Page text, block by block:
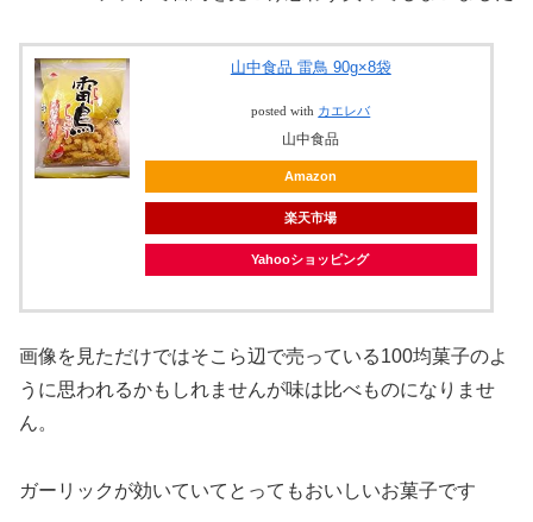
山中食品 雷鳥 90g×8袋
posted with カエレバ
山中食品
Amazon
楽天市場
Yahooショッピング
画像を見ただけではそこら辺で売っている100均菓子のよ
うに思われるかもしれませんが味は比べものになりませ
ん。
ガーリックが効いていてとってもおいしいお菓子です